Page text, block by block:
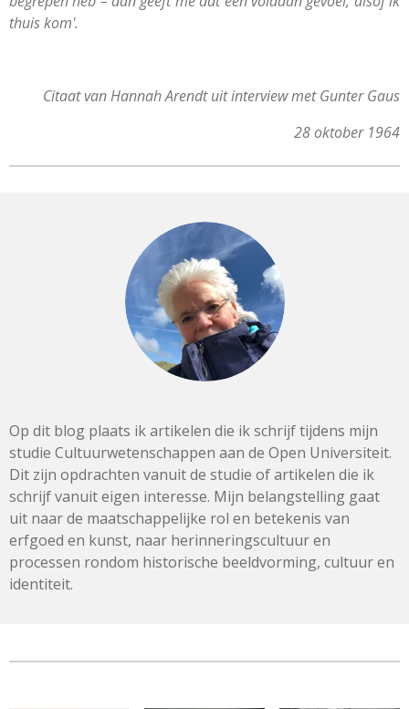
thuis kom'.
Citaat van Hannah Arendt uit interview met Gunter Gaus
28 oktober 1964
Op dit blog plaats ik artikelen die ik schrijf tijdens mijn
studie Cultuurwetenschappen aan de Open Universiteit.
Dit zijn opdrachten vanuit de studie of artikelen die ik
schrijf vanuit eigen interesse. Mijn belangstelling gaat
uit naar de maatschappelijke rol en betekenis van
erfgoed en kunst, naar herinneringscultuur en
processen rondom historische beeldvorming, cultuur en
identiteit.